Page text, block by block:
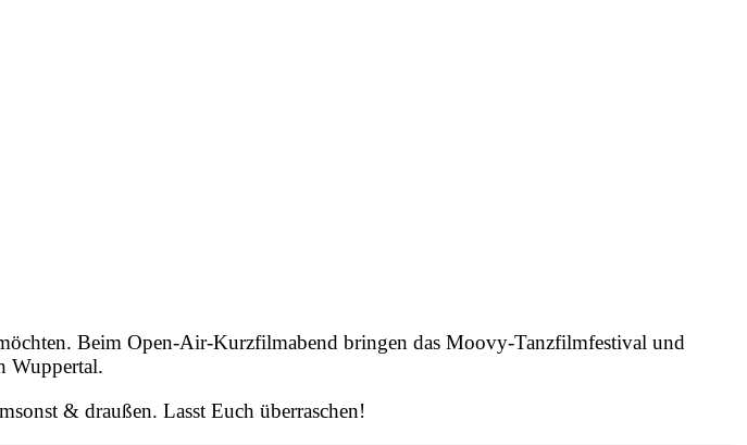
Beim Open-Air-Kurzfilmabend bringen das Moovy-Tanzfilmfestival und
Wuppertal.
& draußen. Lasst Euch überraschen!